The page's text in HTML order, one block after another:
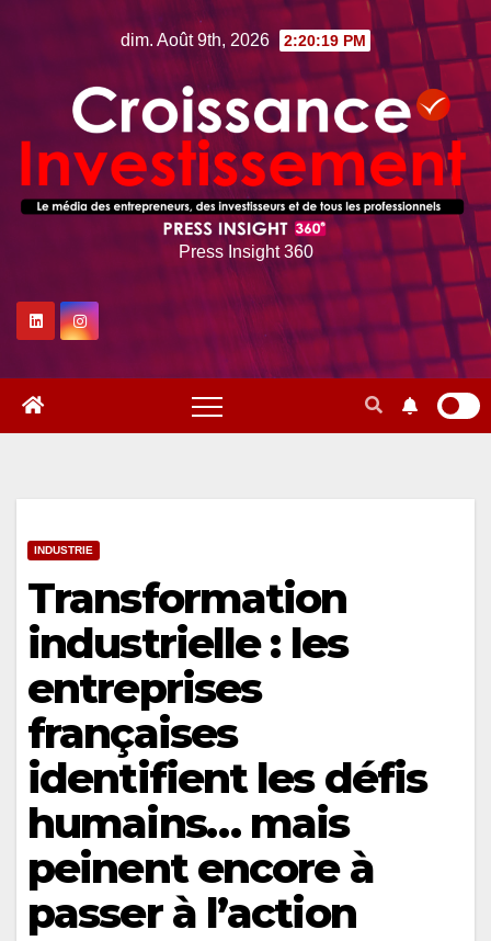
dim. Août 9th, 2026 2:20:20 PM
Press Insight 360
INDUSTRIE
Transformation
industrielle : les
entreprises
françaises
identifient les défis
humains… mais
peinent encore à
passer à l’action